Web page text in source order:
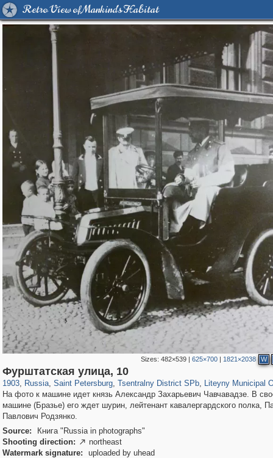
Retro View of Mankind's Habitat
Sizes:482×539 |625×700 | 1821×2038 W
Фурштатская улица, 10
1903, Russia
1,407,406 29,248
, Saint Petersburg
197,269 5,714
, Tsentralny District SPb
50,267
, Liteyny Municipal
На фото к машине идет князь Александр Захарьевич Чавчавадзе. В
машине (Бразье) его ждет шурин, лейтенант кавалергардского полка,
Павлович Родзянко.
Source:
Книга "Russia in photographs"
Shooting direction:  northeast
Watermark signature:
uploaded by uhead